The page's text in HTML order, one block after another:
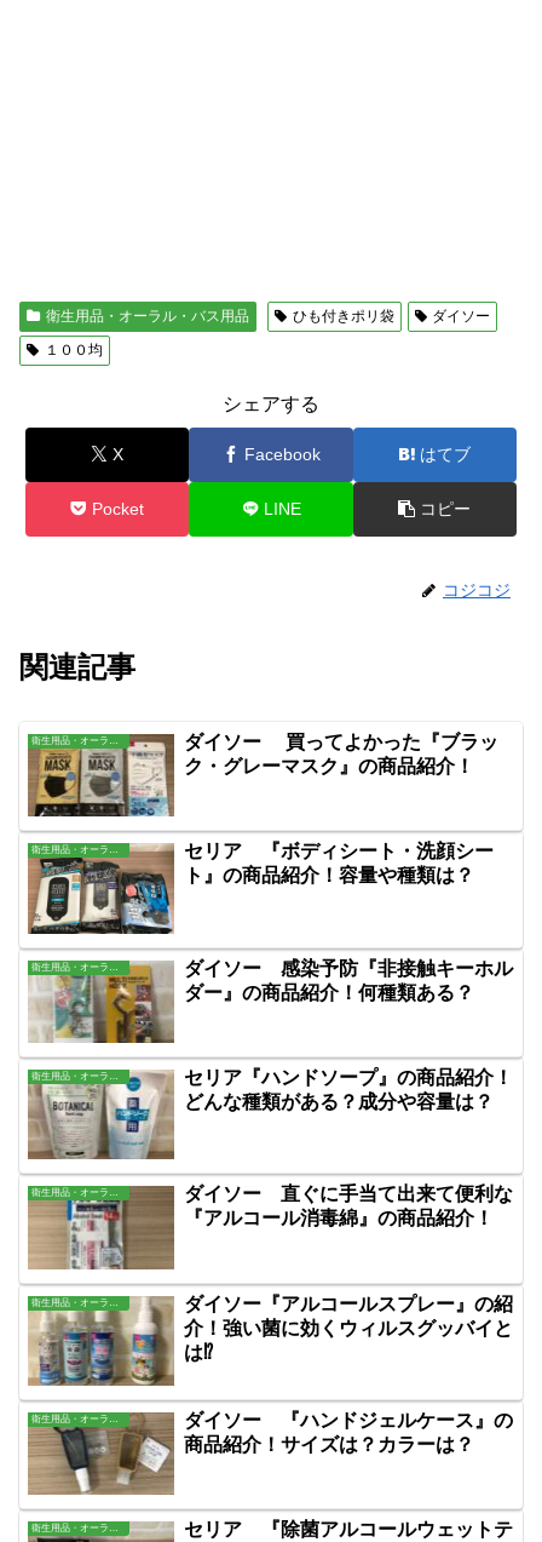
衛生用品・オーラル・バス用品 ひも付きポリ袋
ダイソー
１００均
シェアする
X Facebook はてブ
Pocket LINE コピー
コジコジ
関連記事
ダイソー 買ってよかった『ブラッ
ク・グレーマスク』の商品紹介！
衛生用品・オーラル・バス用品
セリア 『ボディシート・洗顔シー
ト』の商品紹介！容量や種類は？
ダイソー 感染予防『非接触キーホル
ダー』の商品紹介！何種類ある？
衛生用品・オーラル・バス用品
セリア『ハンドソープ』の商品紹介！
どんな種類がある？成分や容量は？
衛生用品・オーラル・バス用品
ダイソー 直ぐに手当て出来て便利な
『アルコール消毒綿』の商品紹介！
ダイソー『アルコールスプレー』の紹
介！強い菌に効くウィルスグッバイと
は⁉
衛生用品・オーラル・バス用品
ダイソー 『ハンドジェルケース』の
商品紹介！サイズは？カラーは？
衛生用品・オーラル・バス用品
セリア 『除菌アルコールウェットテ